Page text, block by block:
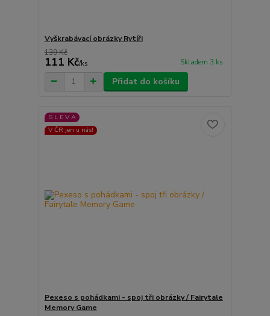
Vyškrabávací obrázky Rytíři
139 Kč
111 Kč/ks Skladem 3 ks
Přidat do košíku
S L E V A
V ČR jen u nás!
Pexeso s pohádkami - spoj tři obrázky / Fairytale
Memory Game